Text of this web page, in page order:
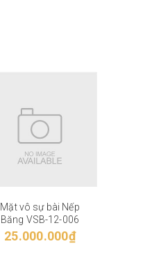
Mặt vô sự bài Nếp
Băng VSB-12-006
25.000.000₫